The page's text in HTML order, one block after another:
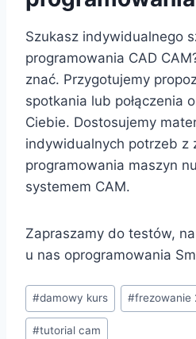
Szukasz indywidualnego
programowania CAD
znać. Przygotujemy
spotkania lub połączenia
Ciebie. Dostosujemy
indywidualnych potrzeb z
programowania maszyn
systemem CAM.
Zapraszamy do testów,
u nas oprogramowania
Tagi
wpisu:
#damowy kurs #frezowanie
#tutorial cam